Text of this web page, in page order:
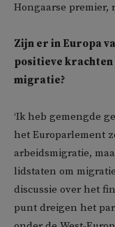
Hongaarse premier,
Zijn er in Europa
positieve krachten
migratie?
‘Ik heb gemengde
het Europarlement
arbeidsmigratie,
lidstaten om
discussie over het
punt dreigen het